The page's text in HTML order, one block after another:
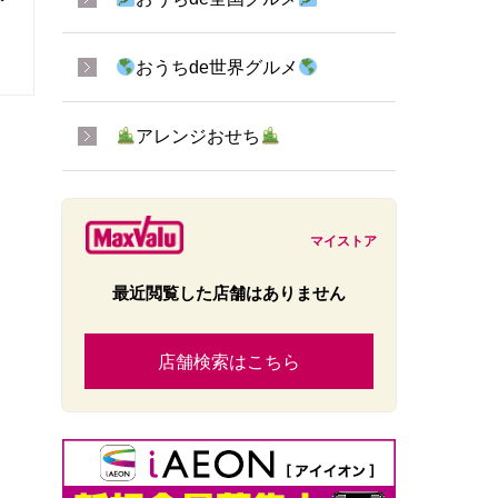
おうちde世界グルメ
アレンジおせち
マイストア
最近閲覧した店舗はありません
店舗検索はこちら